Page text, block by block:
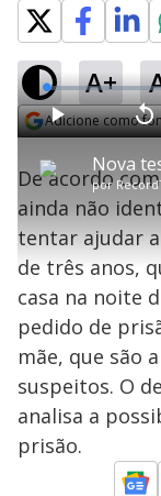
A+
Adicione como
por
P V
t
a
r
0
n
d
M
u
L
o
a
d
e
:
0
.
7
4
%
De acordo
ainda não
tentar ajudar
de três anos,
casa na noite
pedido de
mãe, que são
suspeitos. O
analisa a
prisão.